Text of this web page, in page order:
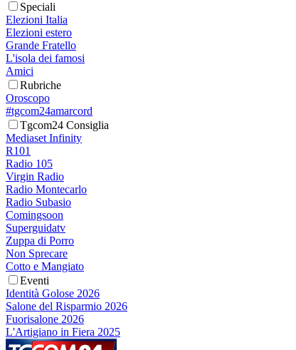
Speciali
Elezioni Italia
Elezioni estero
Grande Fratello
L'isola dei famosi
Amici
Rubriche
Oroscopo
#tgcom24amarcord
Tgcom24 Consiglia
Mediaset Infinity
R101
Radio 105
Virgin Radio
Radio Montecarlo
Radio Subasio
Comingsoon
Superguidatv
Zuppa di Porro
Non Sprecare
Cotto e Mangiato
Eventi
Identità Golose 2026
Salone del Risparmio 2026
Fuorisalone 2026
L'Artigiano in Fiera 2025